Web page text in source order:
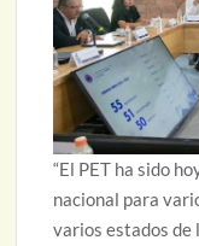
“El PET ha sido
nacional para
varios estados de